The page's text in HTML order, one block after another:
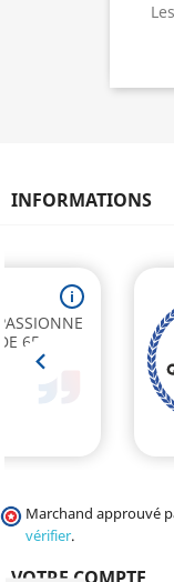
INFORMATIONS
Marchand approuvé
vérifier.